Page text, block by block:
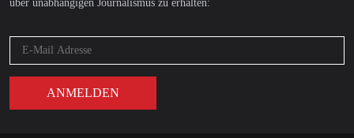
über unabhängigen Journalismus zu erhalten: